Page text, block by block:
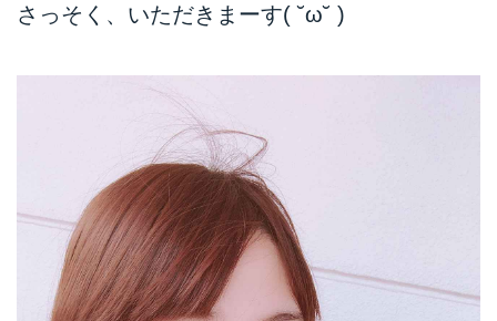
さっそく、いただきまーす( ˘ω˘ )